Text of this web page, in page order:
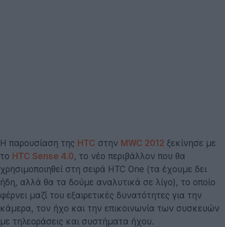
Η παρουσίαση της HTC στην MWC 2012 ξεκίνησε με
το HTC Sense 4.0, το νέο περιβάλλον που θα
χρησιμοποιηθεί στη σειρά HTC One (τα έχουμε δει
ήδη, αλλά θα τα δούμε αναλυτικά σε λίγο), το οποίο
φέρνει μαζί του εξαιρετικές δυνατότητες για την
κάμερα, τον ήχο και την επικοινωνία των συσκευών
με τηλεοράσεις και συστήματα ήχου.